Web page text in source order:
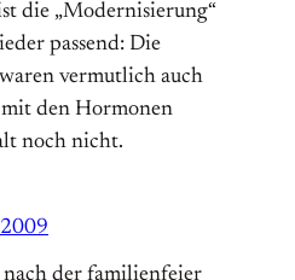
die „Modernisierung“
passend: Die
vermutlich auch
mit den Hormonen
noch nicht.
nach der familienfeier